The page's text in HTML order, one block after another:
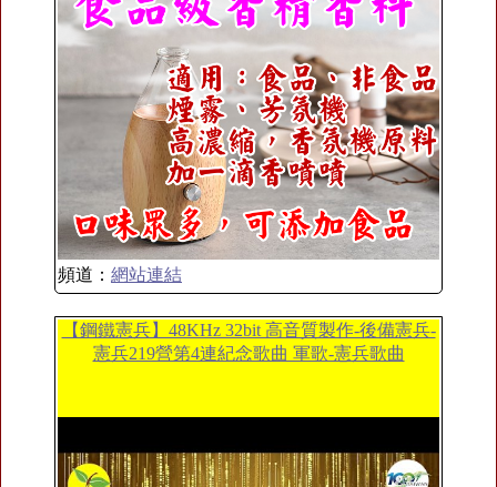
頻道： 網站連結
【鋼鐵憲兵】48KHz 32bit 高音質製作-後備憲兵-
憲兵219營第4連紀念歌曲 軍歌-憲兵歌曲